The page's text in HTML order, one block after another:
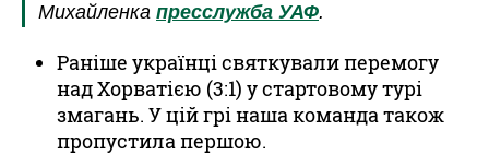
Михайленка пресслужба УАФ.
Раніше українці святкували перемогу
над Хорватією (3:1) у стартовому турі
змагань. У цій грі наша команда також
пропустила першою.